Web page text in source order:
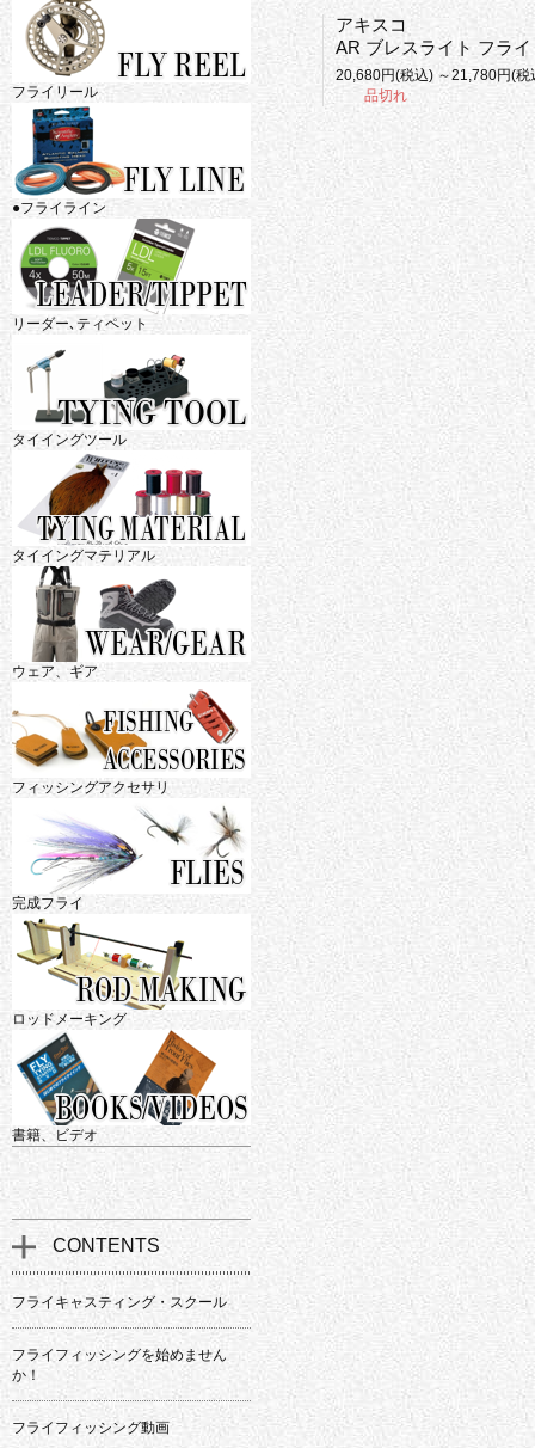
アキスコ
AR ブレスライト フライリ
20,680円(税込) ～21,780円(税
品切れ
フライリール
●フライライン
リーダー､ティペット
タイイングツール
タイイングマテリアル
ウェア、ギア
フィッシングアクセサリ
完成フライ
ロッドメーキング
書籍、ビデオ
CONTENTS
フライキャスティング・スクール
フライフィッシングを始めません
か！
フライフィッシング動画